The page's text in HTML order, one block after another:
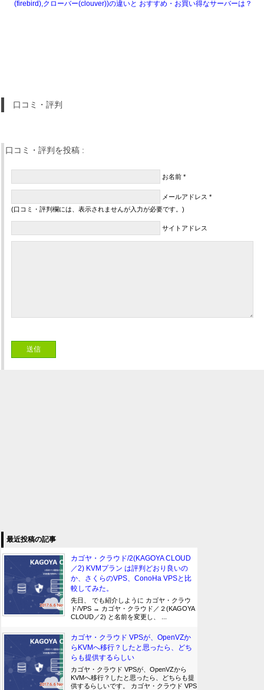
(firebird),クローバー(clouver))の違いと おすすめ・お買い得なサーバーは？
口コミ・評判
口コミ・評判を投稿 :
お名前 *
メールアドレス *
(口コミ・評判欄には、表示されませんが入力が必要です。)
サイトアドレス
最近投稿の記事
カゴヤ・クラウド/2(KAGOYA CLOUD
／2) KVMプラン は評判どおり良いの
か、さくらのVPS、ConoHa VPSと比
較してみた。
先日、 でも紹介しように カゴヤ・クラウ
ド/VPS → カゴヤ・クラウド／２(KAGOYA
CLOUD／2) と名前を変更し、 ...
カゴヤ・クラウド VPSが、OpenVZか
らKVMへ移行？したと思ったら、どち
らも提供するらしい
カゴヤ・クラウド VPSが、OpenVZから
KVMへ移行？したと思ったら、どちらも提
供するらしいです。 カゴヤ・クラウド VPS